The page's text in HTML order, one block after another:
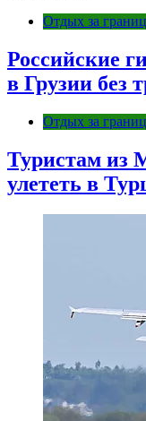
Отдых за
Российские
в Грузии без
Отдых за
Туристам из
улететь в